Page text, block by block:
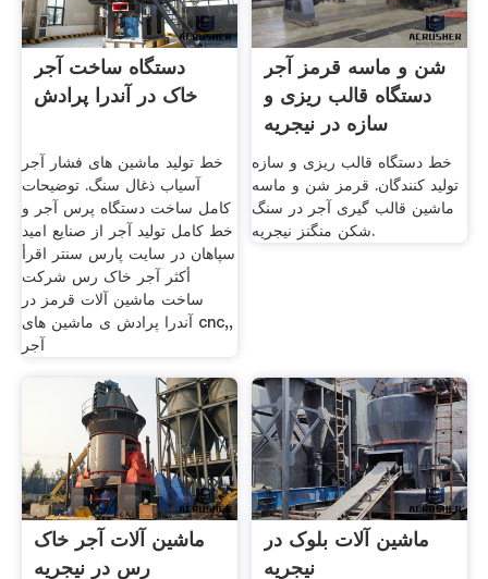
دستگاه ساخت آجر
خاک در آندرا پرادش
خط تولید ماشین های فشار آجر
آسیاب ذغال سنگ. توضیحات
کامل ساخت دستگاه پرس آجر و
خط کامل تولید آجر از صنایع امید
سپاهان در سایت پارس سنتر اقرأ
أكثر آجر خاک رس شرکت
ساخت ماشین آلات قرمز در
آندرا پرادش ی ماشین های cnc,,
آجر
شن و ماسه قرمز آجر
دستگاه قالب ریزی و
سازه در نیجریه
خط دستگاه قالب ریزی و سازه
تولید کنندگان. قرمز شن و ماسه
ماشین قالب گیری آجر در سنگ
شکن منگنز نیجریه.
ماشین آلات آجر خاک
رس در نیجریه
ماشین آلات بلوک در
نیجریه